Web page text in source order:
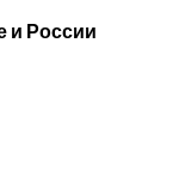
и России